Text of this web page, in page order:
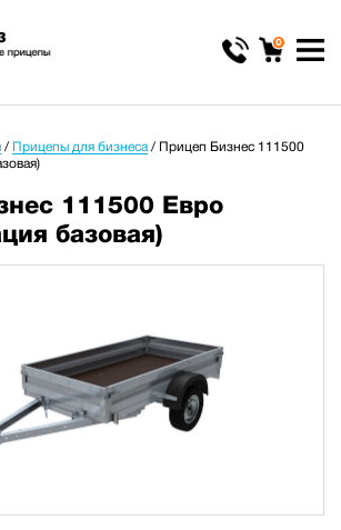
0
/ Прицепы для бизнеса/ Прицеп Бизнес 111500
111500 Евро
базовая)